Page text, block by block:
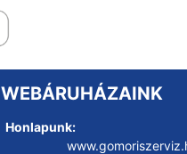
WEBÁRUHÁZAINK
Honlapunk: